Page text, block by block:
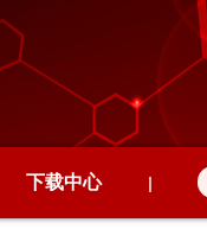
下载中心 |